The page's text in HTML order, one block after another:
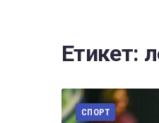
Етикет:
СПОРТ